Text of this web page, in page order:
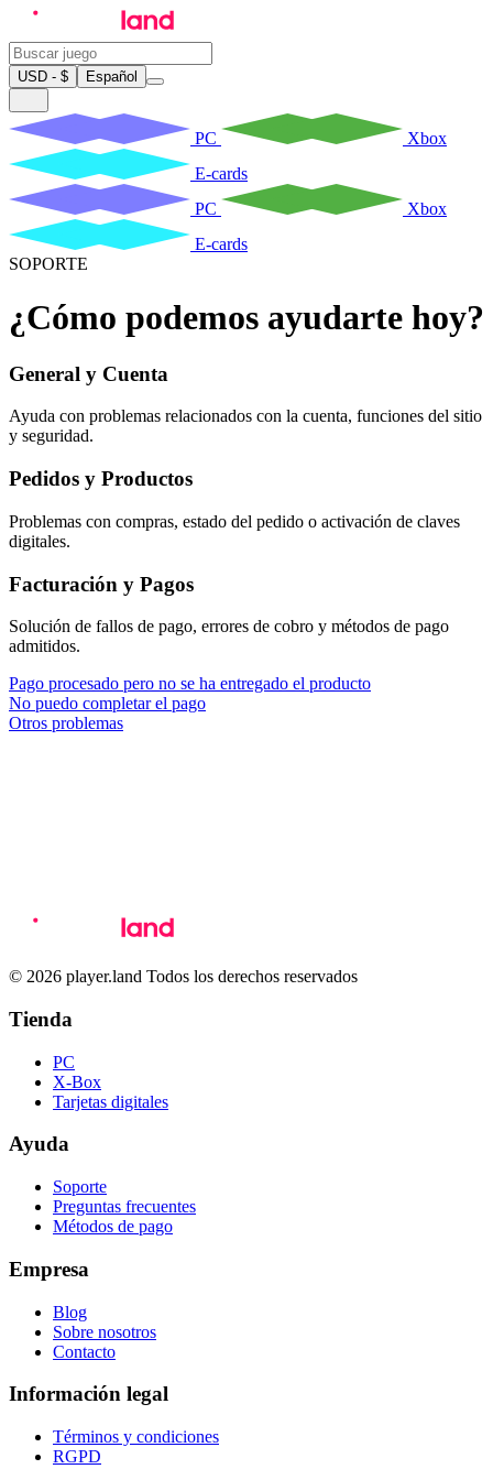
USD - $ Español
PC
Xbox
E-cards
PC
Xbox
E-cards
SOPORTE
¿Cómo podemos ayudarte hoy?
General y Cuenta
Ayuda con problemas relacionados con la cuenta, funciones del sitio
y seguridad.
Pedidos y Productos
Problemas con compras, estado del pedido o activación de claves
digitales.
Facturación y Pagos
Solución de fallos de pago, errores de cobro y métodos de pago
admitidos.
Pago procesado pero no se ha entregado el producto
No puedo completar el pago
Otros problemas
© 2026 player.land Todos los derechos reservados
Tienda
PC
X-Box
Tarjetas digitales
Ayuda
Soporte
Preguntas frecuentes
Métodos de pago
Empresa
Blog
Sobre nosotros
Contacto
Información legal
Términos y condiciones
RGPD